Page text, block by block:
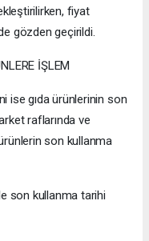
fiyat
gözden geçirildi.
İŞLEM
ise gıda ürünlerinin son
raflarında ve
son kullanma
son kullanma tarihi